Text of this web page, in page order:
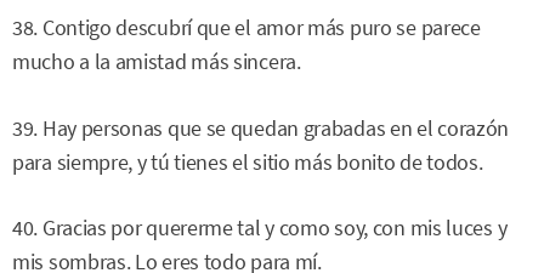
38. Contigo descubrí que el amor más puro se parece
mucho a la amistad más sincera.
39. Hay personas que se quedan grabadas en el corazón
para siempre, y tú tienes el sitio más bonito de todos.
40. Gracias por quererme tal y como soy, con mis luces y
mis sombras. Lo eres todo para mí.